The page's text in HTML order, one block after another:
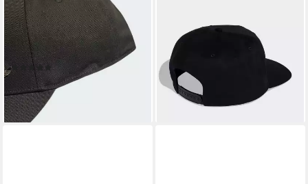
ADIDAS ORIGINALS
Schirmmütze METALLIC
TREFOIL BASEBALL KAPPE
(1-St)
(5)
20,00 €
lieferbar - in 1-2 Werktagen bei dir
für Erwachsene, mit
Druckknopfverschluss
20,99 €
lieferbar - in 1-2 Werktagen bei dir